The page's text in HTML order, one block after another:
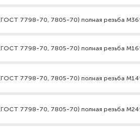
7798-70, 7805-70) полная резьба
7798-70, 7805-70) полная резьба
7798-70, 7805-70) полная резьба
7798-70, 7805-70) полная резьба